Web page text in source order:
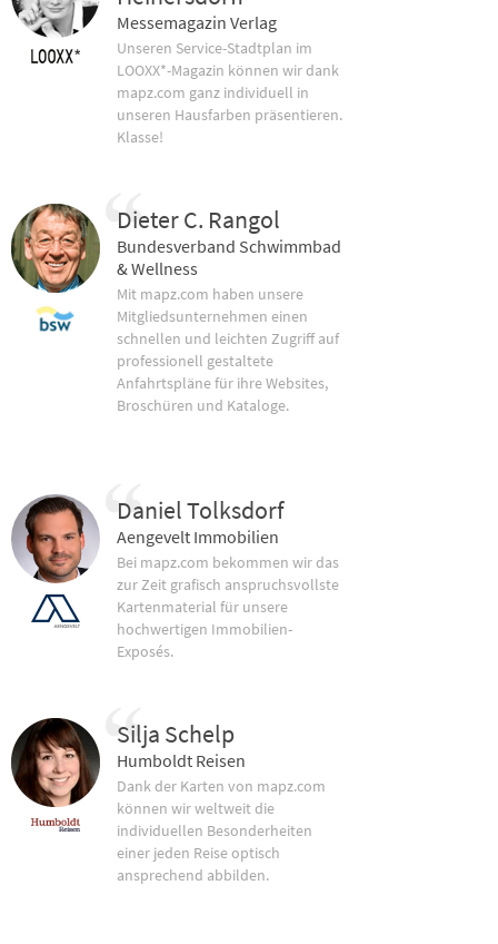
Messemagazin Verlag
Unseren Service-Stadtplan im
LOOXX*-Magazin können wir dank
mapz.com ganz individuell in
unseren Hausfarben präsentieren.
Klasse!
Dieter C. Rangol
Bundesverband Schwimmbad
& Wellness
Mit mapz.com haben unsere
Mitgliedsunternehmen einen
schnellen und leichten Zugriff auf
professionell gestaltete
Anfahrtspläne für ihre Websites,
Broschüren und Kataloge.
Daniel Tolksdorf
Aengevelt Immobilien
Bei mapz.com bekommen wir das
zur Zeit grafisch anspruchsvollste
Kartenmaterial für unsere
hochwertigen Immobilien-
Exposés.
Silja Schelp
Humboldt Reisen
Dank der Karten von mapz.com
können wir weltweit die
individuellen Besonderheiten
einer jeden Reise optisch
ansprechend abbilden.